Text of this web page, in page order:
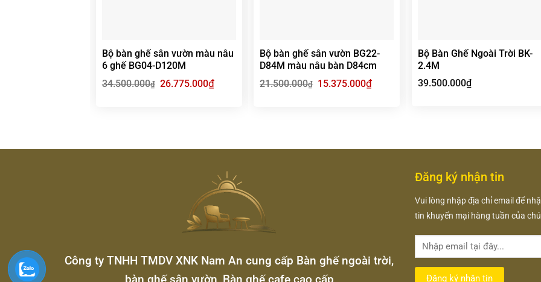
Bộ bàn ghế sân vườn màu nâu
6 ghế BG04-D120M
34.500.000₫ Giá
gốc
26.775.000₫Giá
hiện
Bộ bàn ghế sân vườn BG22-
D84M màu nâu bàn D84cm
21.500.000₫ Giá
gốc
15.375.000₫Giá
Bộ Bàn Ghế Ngoài Trời BK-
2.4M
39.500.000₫
Công ty TNHH TMDV XNK Nam An cung cấp Bàn ghế ngoài trời,
Đăng ký nhận tin
Vui lòng nhập địa chỉ email để
tin khuyến mại hàng tuần của